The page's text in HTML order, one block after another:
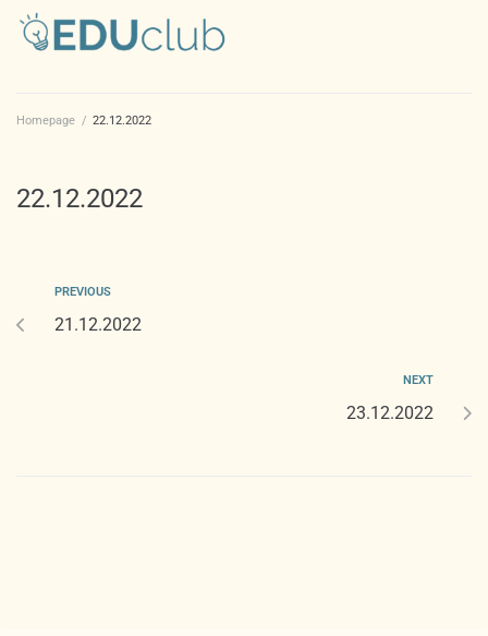
Homepage / 22.12.2022
22.12.2022
PREVIOUS
21.12.2022
NEXT
23.12.2022